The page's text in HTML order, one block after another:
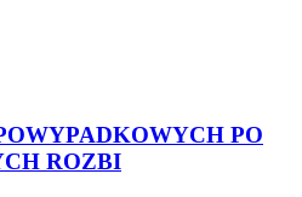
PO
ROZBI